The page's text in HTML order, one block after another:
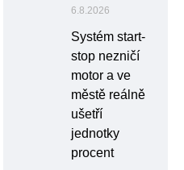
6.8.2026
Systém start-
stop nezničí
motor a ve
městě reálně
ušetří
jednotky
procent